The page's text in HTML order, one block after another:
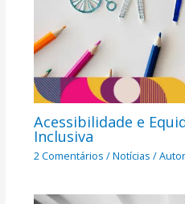
Acessibilidade e
Inclusiva​
2 Comentários /Notícias / Autor